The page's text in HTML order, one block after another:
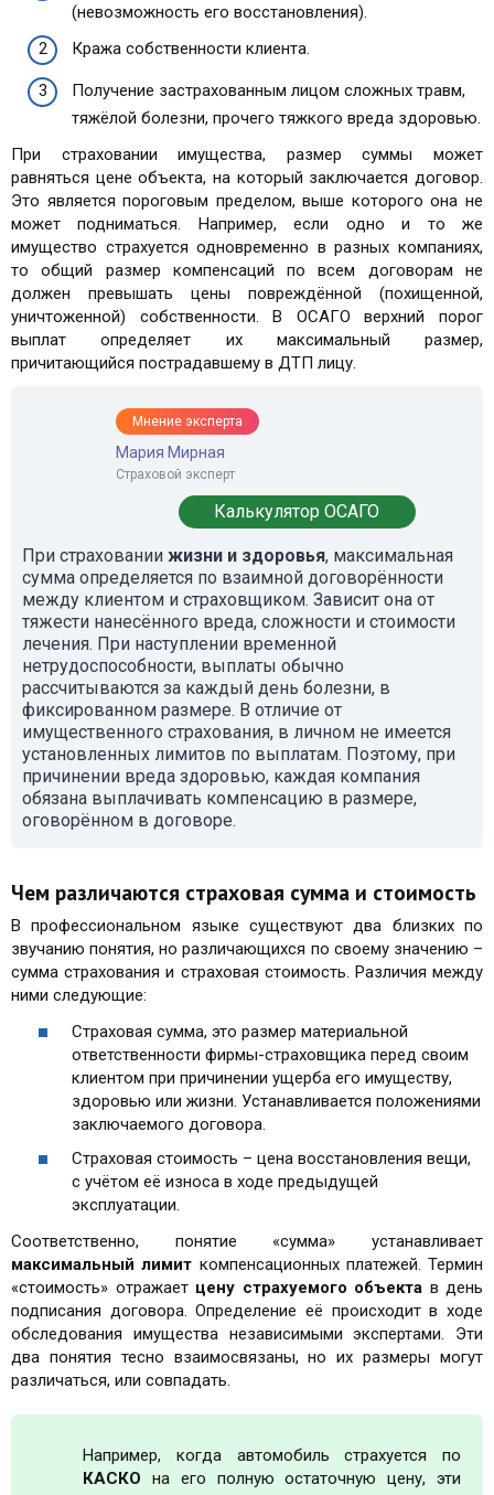
(невозможность его восстановления).
Кража собственности клиента.
Получение застрахованным лицом сложных травм,
тяжёлой болезни, прочего тяжкого вреда здоровью.
При страховании имущества, размер суммы может
равняться цене объекта, на который заключается договор.
Это является пороговым пределом, выше которого она не
может подниматься. Например, если одно и то же
имущество страхуется одновременно в разных компаниях,
то общий размер компенсаций по всем договорам не
должен превышать цены повреждённой (похищенной,
уничтоженной) собственности. В ОСАГО верхний порог
выплат определяет их максимальный размер,
причитающийся пострадавшему в ДТП лицу.
Мнение эксперта
Мария Мирная
Страховой эксперт
Калькулятор ОСАГО
При страховании жизни и здоровья, максимальная
сумма определяется по взаимной договорённости
между клиентом и страховщиком. Зависит она от
тяжести нанесённого вреда, сложности и стоимости
лечения. При наступлении временной
нетрудоспособности, выплаты обычно
рассчитываются за каждый день болезни, в
фиксированном размере. В отличие от
имущественного страхования, в личном не имеется
установленных лимитов по выплатам. Поэтому, при
причинении вреда здоровью, каждая компания
обязана выплачивать компенсацию в размере,
оговорённом в договоре.
Чем различаются страховая сумма и стоимость
В профессиональном языке существуют два близких по
звучанию понятия, но различающихся по своему значению –
сумма страхования и страховая стоимость. Различия между
ними следующие:
Страховая сумма, это размер материальной
ответственности фирмы-страховщика перед своим
клиентом при причинении ущерба его имуществу,
здоровью или жизни. Устанавливается положениями
заключаемого договора.
Страховая стоимость – цена восстановления вещи,
с учётом её износа в ходе предыдущей
эксплуатации.
Соответственно, понятие «сумма» устанавливает
максимальный лимит компенсационных платежей. Термин
«стоимость» отражает цену страхуемого объекта в день
подписания договора. Определение её происходит в ходе
обследования имущества независимыми экспертами. Эти
два понятия тесно взаимосвязаны, но их размеры могут
различаться, или совпадать.
Например, когда автомобиль страхуется по
КАСКО на его полную остаточную цену, эти